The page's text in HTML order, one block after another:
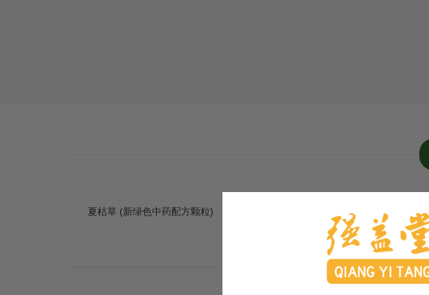
夏枯草 (新绿色中药配方颗粒)